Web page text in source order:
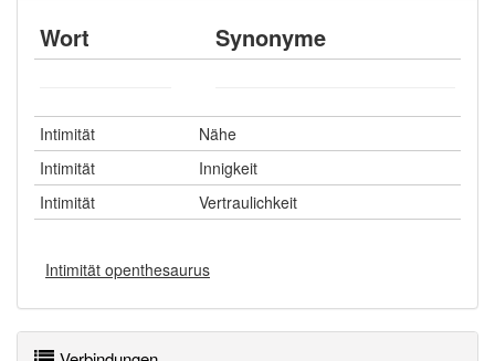
Wort Synonyme
Intimität
Nähe
Intimität
Innigkeit
Intimität
Vertraulichkeit
Intimität openthesaurus